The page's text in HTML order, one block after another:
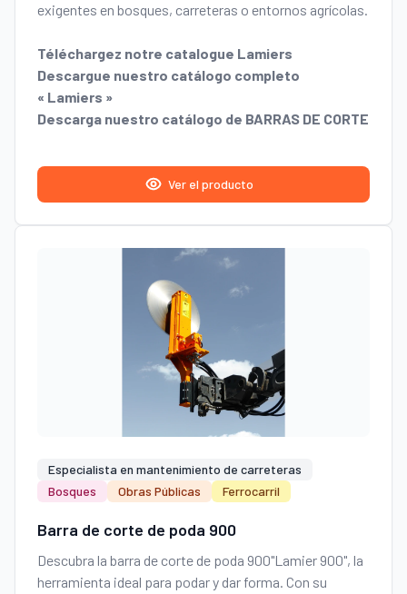
exigentes en bosques, carreteras o entornos agrícolas.
Téléchargez notre catalogue Lamiers
Descargue nuestro catálogo completo
« Lamiers »
Descarga nuestro catálogo de BARRAS DE CORTE
Ver el producto
Especialista en mantenimiento de carreteras
Bosques
Obras Públicas Ferrocarril
Barra de corte de poda 900
Descubra la barra de corte de poda 900"Lamier 900", la
herramienta ideal para podar y dar forma. Con su